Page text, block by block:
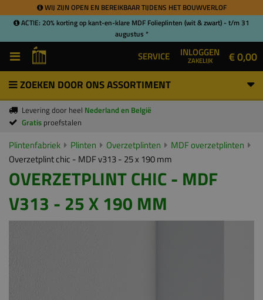
WIJ ZIJN OPEN EN BEREIKBAAR TIJDENS HET BOUWVERLOF
ACTIE: 20% korting op kant-en-klare MDF Folieplinten (wit & zwart) - t/m 31
augustus *
SERVICE INLOGGEN
ZAKELIJK € 0,00
ZOEKEN DOOR ONS ASSORTIMENT
Levering door heel Nederland en België
Gratis proefstalen
Plintenfabriek Plinten Overzetplinten
MDF overzetplinten
Overzetplint chic - MDF v313 - 25 x 190 mm
OVERZETPLINT CHIC - MDF
V313 - 25 X 190 MM